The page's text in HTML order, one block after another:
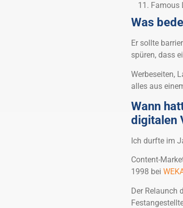
Famous
Was
Er sollte
spüren, dass
Werbeseiten,
alles aus
Wann
digitalen
Ich durfte im
Content-
1998 bei
Der Relaunch